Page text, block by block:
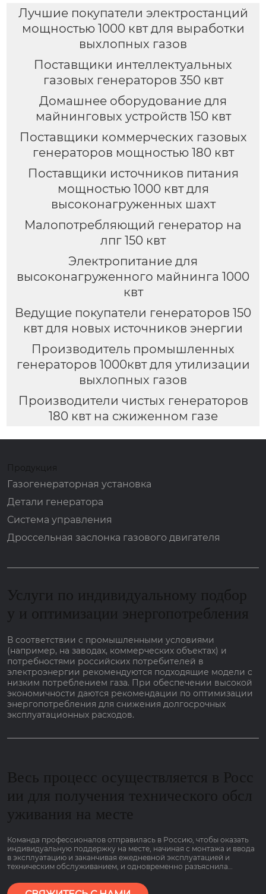
Лучшие покупатели электростанций
мощностью 1000 квт для выработки
выхлопных газов
Поставщики интеллектуальных
газовых генераторов 350 квт
Домашнее оборудование для
майнинговых устройств 150 квт
Поставщики коммерческих газовых
генераторов мощностью 180 квт
Поставщики источников питания
мощностью 1000 квт для
высоконагруженных шахт
Малопотребляющий генератор на
лпг 150 квт
Электропитание для
высоконагруженного майнинга 1000
квт
Ведущие покупатели генераторов 150
квт для новых источников энергии
Производитель промышленных
генераторов 1000квт для утилизации
выхлопных газов
Производители чистых генераторов
180 квт на сжиженном газе
Продукция
Газогенераторная установка
Детали генератора
Система управления
Дроссельная заслонка газового двигателя
Услуги по индивидуальному подбор
у и оптимизации энергопотребления
В соответствии с промышленными условиями
(например, на заводах, коммерческих объектах) и
потребностями российских потребителей в
электроэнергии рекомендуются подходящие модели с
низким потреблением газа. При обеспечении высокой
экономичности даются рекомендации по оптимизации
энергопотребления для снижения долгосрочных
эксплуатационных расходов.
Весь процесс осуществляется в Росс
ии для получения технического обсл
уживания на месте
Команда профессионалов отправилась в Россию, чтобы оказать
индивидуальную поддержку на месте, начиная с монтажа и ввода
в эксплуатацию и заканчивая ежедневной эксплуатацией и
техническим обслуживанием, и одновременно разъяснила
потреблением газа и гарантией сроком на 2 года, чтобы клиенты